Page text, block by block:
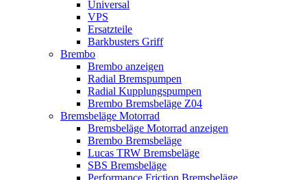
Universal
VPS
Ersatzteile
Barkbusters Griff
Brembo
Brembo anzeigen
Radial Bremspumpen
Radial Kupplungspumpen
Brembo Bremsbeläge Z04
Bremsbeläge Motorrad
Bremsbeläge Motorrad anzeigen
Brembo Bremsbeläge
Lucas TRW Bremsbeläge
SBS Bremsbeläge
Performance Friction Bremsbeläge